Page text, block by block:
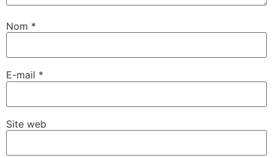
Nom *
E-mail *
Site web